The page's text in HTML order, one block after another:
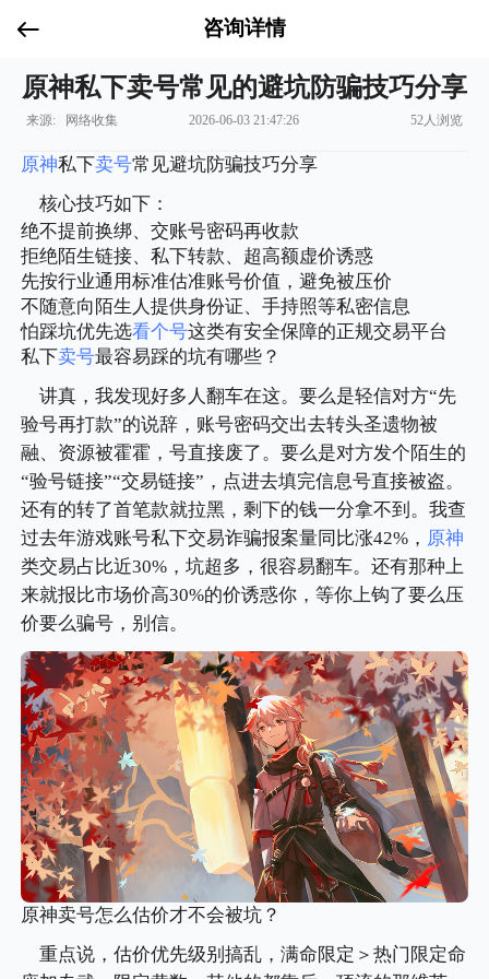
咨询详情
原神私下卖号常见的避坑防骗技巧分享
来源: 网络收集 2026-06-03 21:47:26 52人浏览
原神私下卖号常见避坑防骗技巧分享
核心技巧如下：
绝不提前换绑、交账号密码再收款
拒绝陌生链接、私下转款、超高额虚价诱惑
先按行业通用标准估准账号价值，避免被压价
不随意向陌生人提供身份证、手持照等私密信息
怕踩坑优先选看个号这类有安全保障的正规交易平台
私下卖号最容易踩的坑有哪些？
讲真，我发现好多人翻车在这。要么是轻信对方“先
验号再打款”的说辞，账号密码交出去转头圣遗物被
融、资源被霍霍，号直接废了。要么是对方发个陌生的
“验号链接”“交易链接”，点进去填完信息号直接被盗。
还有的转了首笔款就拉黑，剩下的钱一分拿不到。我查
过去年游戏账号私下交易诈骗报案量同比涨42%， 原神
类交易占比近30%，坑超多，很容易翻车。还有那种上
来就报比市场价高30%的价诱惑你，等你上钩了要么压
价要么骗号，别信。
原神卖号怎么估价才不会被坑？
重点说，估价优先级别搞乱，满命限定＞热门限定命